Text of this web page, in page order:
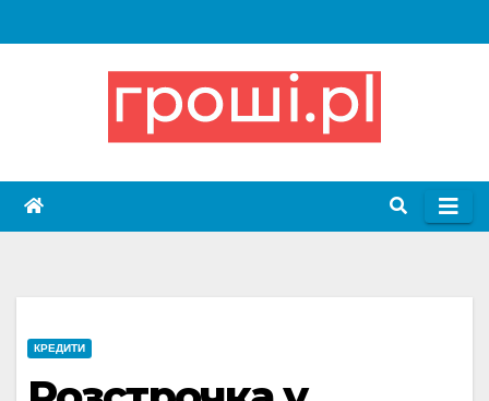
to
КРЕДИТИ